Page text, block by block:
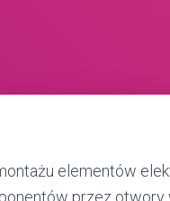
elementów
przez otwory